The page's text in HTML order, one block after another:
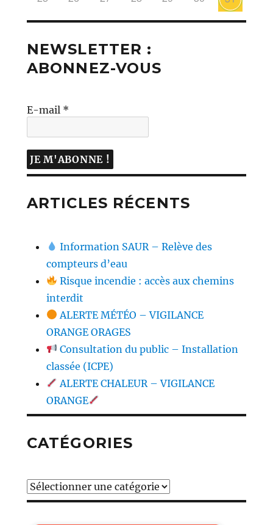
NEWSLETTER :
ABONNEZ-VOUS
E-mail *
ARTICLES RÉCENTS
Information SAUR – Relève des
compteurs d’eau
Risque incendie : accès aux chemins
interdit
ALERTE MÉTÉO – VIGILANCE
ORANGE ORAGES
Consultation du public – Installation
classée (ICPE)
ALERTE CHALEUR – VIGILANCE
ORANGE
CATÉGORIES
Catégories